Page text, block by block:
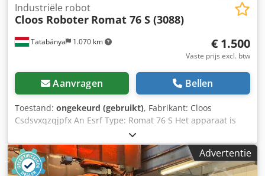
Tatabánya 1.070 km
Industriële robot
Cloos Roboter Romat 76 S (3088)
€ 1.500
Vaste prijs excl. btw
Aanvragen Bellen
Toestand: ongekeurd (gebruikt), Fabrikant: Cloos
Csdsvxqzqjpfx An Esrf Type: Romat 76 S Het apparaat is
niet getest en de staat ervan is onbekend. Wordt verkocht
met de afgebeelde accessoires.
Advertentie